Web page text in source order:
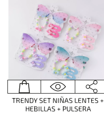
TRENDY SET NIÑAS LENTES +
HEBILLAS + PULSERA